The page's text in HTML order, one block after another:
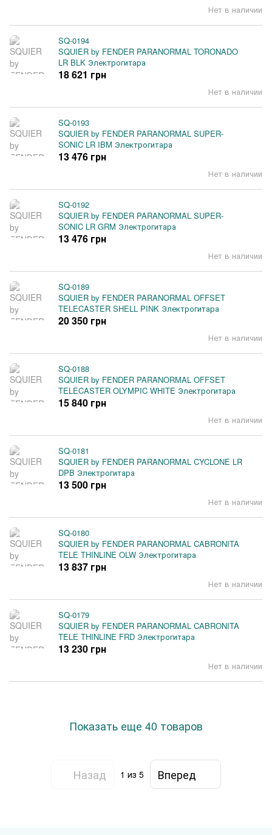
Нет в наличии
SQ-0194
SQUIER by FENDER PARANORMAL TORONADO
LR BLK Электрогитара
Нет в наличии
18 621 грн
SQ-0193
SQUIER by FENDER PARANORMAL SUPER-
SONIC LR IBM Электрогитара
Нет в наличии
13 476 грн
SQ-0192
SQUIER by FENDER PARANORMAL SUPER-
SONIC LR GRM Электрогитара
Нет в наличии
13 476 грн
SQ-0189
SQUIER by FENDER PARANORMAL OFFSET
TELECASTER SHELL PINK Электрогитара
Нет в наличии
20 350 грн
SQ-0188
SQUIER by FENDER PARANORMAL OFFSET
TELECASTER OLYMPIC WHITE Электрогитара
Нет в наличии
15 840 грн
SQ-0181
SQUIER by FENDER PARANORMAL CYCLONE LR
DPB Электрогитара
Нет в наличии
13 500 грн
SQ-0180
SQUIER by FENDER PARANORMAL CABRONITA
TELE THINLINE OLW Электрогитара
Нет в наличии
13 837 грн
SQ-0179
SQUIER by FENDER PARANORMAL CABRONITA
TELE THINLINE FRD Электрогитара
Нет в наличии
13 230 грн
Показать еще 40 товаров
Назад 1 из 5 Вперед